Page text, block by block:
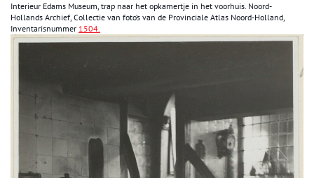
Interieur Edams Museum, trap naar het opkamertje in het voorhuis. Noord-
Hollands Archief, Collectie van foto’s van de Provinciale Atlas Noord-Holland,
Inventarisnummer 1504.